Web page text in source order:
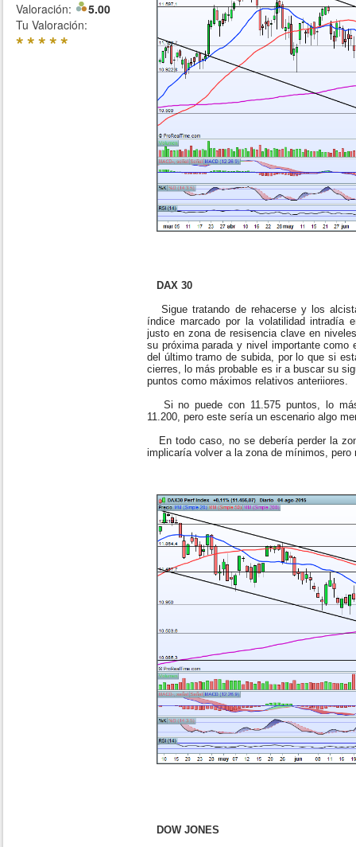
Valoración:
5.00
Tu Valoración:
*****
DAX 30
Sigue tratando de rehacerse y los
índice marcado por la volatilidad intradía
justo en zona de resisencia clave en
su próxima parada y nivel importante como
del último tramo de subida, por lo que si
cierres, lo más probable es ir a buscar su
puntos como máximos relativos anteriiores.
Si no puede con 11.575 puntos, lo
11.200, pero este sería un escenario algo
En todo caso, no se debería perder la
implicaría volver a la zona de mínimos, pero
DOW JONES